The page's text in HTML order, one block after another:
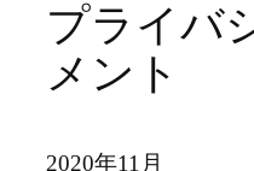
プライバ
メント
2020年11月